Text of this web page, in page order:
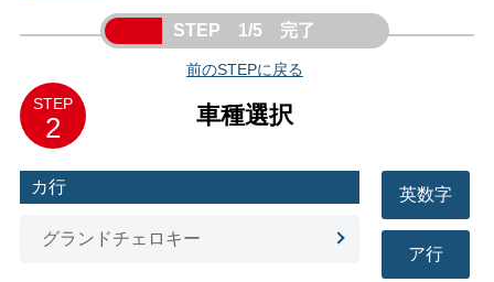
STEP 1/5 完了
前のSTEPに戻る
STEP
2 車種選択
英数字
ア行
カ行
グランドチェロキー